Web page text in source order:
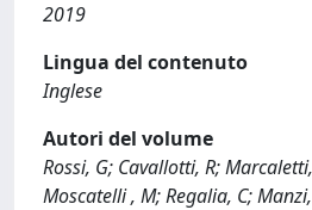
2019
Lingua del contenuto
Inglese
Autori del volume
Rossi, G; Cavallotti, R;
Moscatelli , M; Regalia, C;